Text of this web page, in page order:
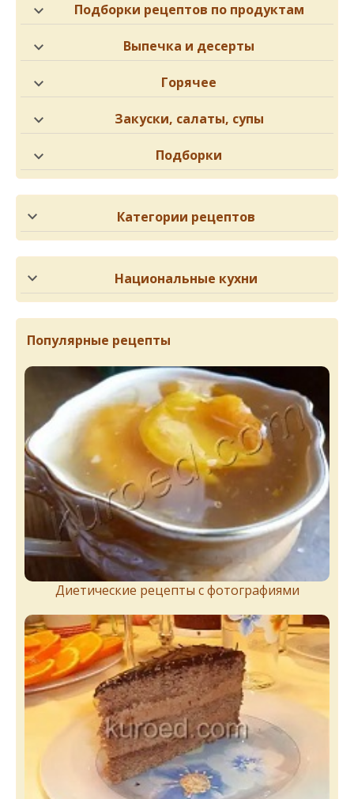
Подборки рецептов по продуктам
Выпечка и десерты
Горячее
Закуски, салаты, супы
Подборки
Категории рецептов
Национальные кухни
Популярные рецепты
Диетические рецепты с фотографиями